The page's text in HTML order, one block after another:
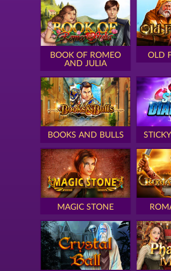
BOOK OF ROMEO
AND JULIA
OLD
BOOKS AND BULLS
MAGIC STONE